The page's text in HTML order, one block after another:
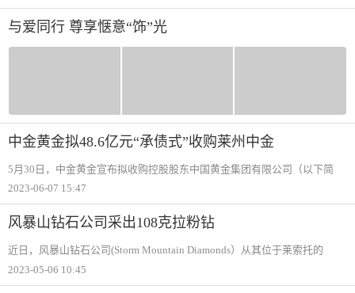
费者愈发
与爱同行 尊享惬意“饰”光
中金黄金拟48.6亿元“承债式”收购莱州中金
5月30日，中金黄金宣布拟收购控股股东中国黄金集团有限公司（以下简
称：“黄金集团“）持有的莱州中金黄金矿业有限公司100%股权和黄金集团
股权交易价
2023-06-07 15:47
风暴山钻石公司采出108克拉粉钻
近日，风暴山钻石公司(Storm Mountain Diamonds）从其位于莱索托的
“Kao“矿山中发现一枚108克拉的IIa型粉色毛坯钻石，该钻石重量创下毛坯
2023-05-06 10:45